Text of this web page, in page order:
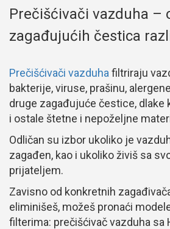
Prečišćivači vazduha –
zagađujućih čestica
Prečišćivači vazduha filtriraju
bakterije, viruse, prašinu,
druge zagađujuće čestice, dlake
i ostale štetne i nepoželjne
Odličan su izbor ukoliko je
zagađen, kao i ukoliko živiš sa
prijateljem.
Zavisno od konkretnih
eliminišeš, možeš pronaći
filterima: prečišćivač vazduha sa